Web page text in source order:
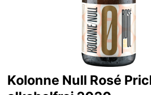
Kolonne Null Rosé